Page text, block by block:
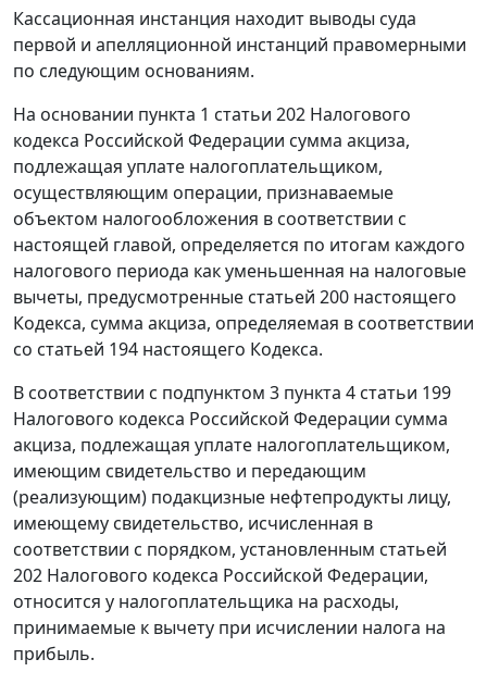
Кассационная инстанция находит выводы суда
первой и апелляционной инстанций правомерными
по следующим основаниям.
На основании пункта 1 статьи 202 Налогового
кодекса Российской Федерации сумма акциза,
подлежащая уплате налогоплательщиком,
осуществляющим операции, признаваемые
объектом налогообложения в соответствии с
настоящей главой, определяется по итогам каждого
налогового периода как уменьшенная на налоговые
вычеты, предусмотренные статьей 200 настоящего
Кодекса, сумма акциза, определяемая в соответствии
со статьей 194 настоящего Кодекса.
В соответствии с подпунктом 3 пункта 4 статьи 199
Налогового кодекса Российской Федерации сумма
акциза, подлежащая уплате налогоплательщиком,
имеющим свидетельство и передающим
(реализующим) подакцизные нефтепродукты лицу,
имеющему свидетельство, исчисленная в
соответствии с порядком, установленным статьей
202 Налогового кодекса Российской Федерации,
относится у налогоплательщика на расходы,
принимаемые к вычету при исчислении налога на
прибыль.